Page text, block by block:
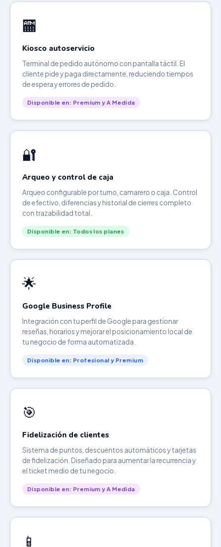
🏧
Kiosco autoservicio
Terminal de pedido autónomo con pantalla táctil. El
cliente pide y paga directamente, reduciendo tiempos
de espera y errores de pedido.
Disponible en: Premium y A Medida
🔐
Arqueo y control de caja
Arqueo configurable por turno, camarero o caja. Control
de efectivo, diferencias y historial de cierres completo
con trazabilidad total.
Disponible en: Todos los planes
🌟
Google Business Profile
Integración con tu perfil de Google para gestionar
reseñas, horarios y mejorar el posicionamiento local de
tu negocio de forma automatizada.
Disponible en: Profesional y Premium
🎯
Fidelización de clientes
Sistema de puntos, descuentos automáticos y tarjetas
de fidelización. Diseñado para aumentar la recurrencia y
el ticket medio de tu negocio.
Disponible en: Premium y A Medida
📱